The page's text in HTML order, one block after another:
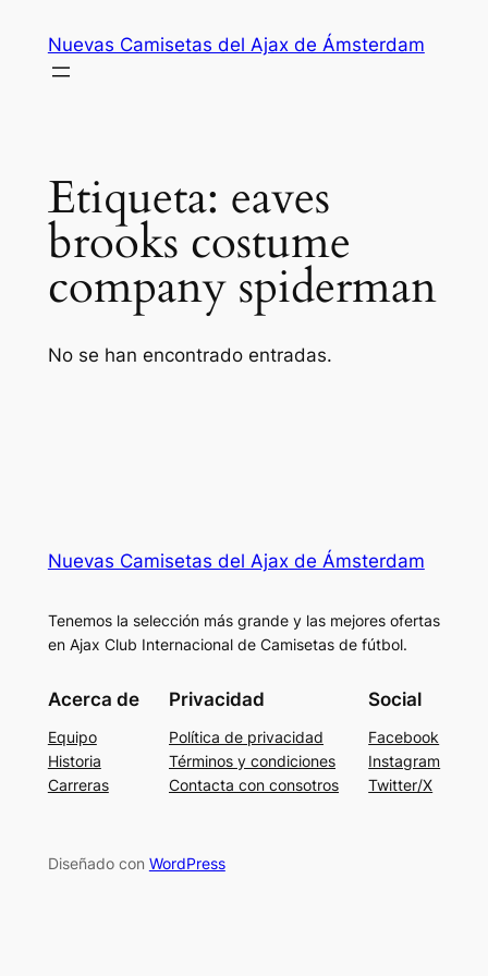
contenido
Nuevas Camisetas del Ajax de Ámsterdam
Etiqueta: eaves
brooks costume
company spiderman
No se han encontrado entradas.
Nuevas Camisetas del Ajax de Ámsterdam
Tenemos la selección más grande y las mejores ofertas
en Ajax Club Internacional de Camisetas de fútbol.
Acerca de
Equipo
Historia
Carreras
Privacidad
Política de privacidad
Términos y condiciones
Contacta con consotros
Social
Facebook
Instagram
Twitter/X
Diseñado con WordPress